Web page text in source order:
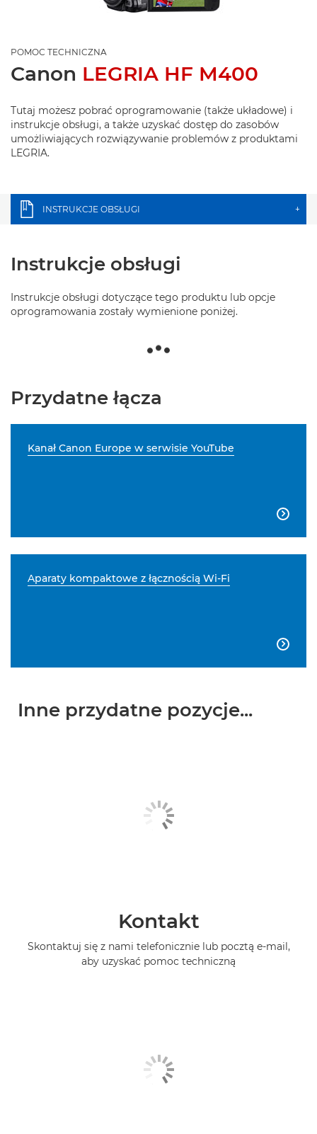
POMOC TECHNICZNA
Canon LEGRIA HF M400
Tutaj możesz pobrać oprogramowanie (także układowe) i
instrukcje obsługi, a także uzyskać dostęp do zasobów
umożliwiających rozwiązywanie problemów z produktami
LEGRIA.
INSTRUKCJE OBSŁUGI +
Instrukcje obsługi
Instrukcje obsługi dotyczące tego produktu lub opcje
oprogramowania zostały wymienione poniżej.
Przydatne łącza
Kanał Canon Europe w serwisie YouTube

Aparaty kompaktowe z łącznością Wi-Fi

Inne przydatne pozycje...
Kontakt
Skontaktuj się z nami telefonicznie lub pocztą e-mail,
aby uzyskać pomoc techniczną